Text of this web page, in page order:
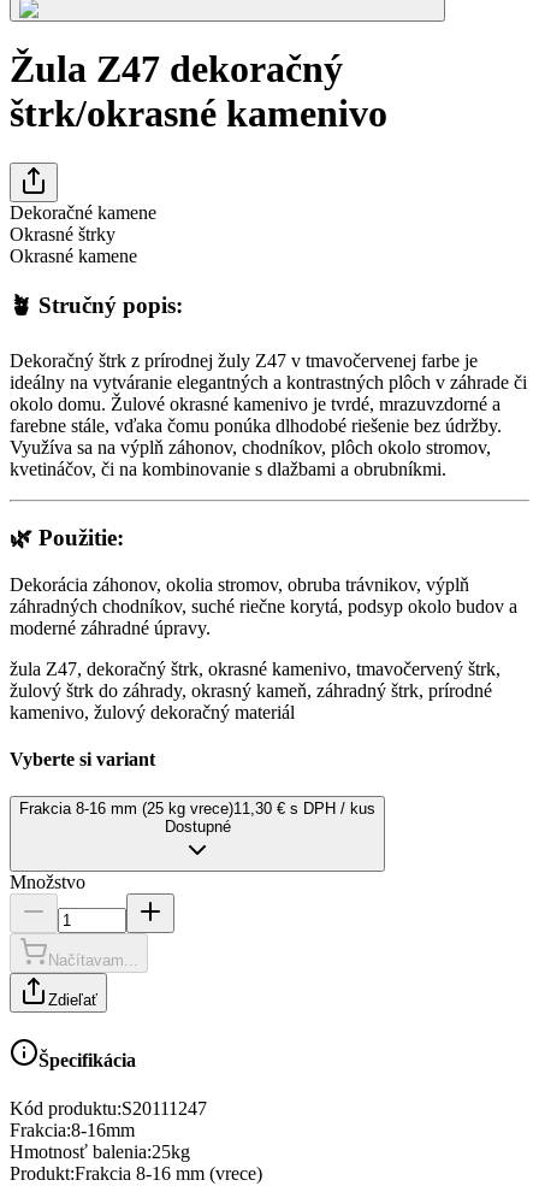
Žula Z47 dekoračný
štrk/okrasné kamenivo
Dekoračné kamene
Okrasné štrky
Okrasné kamene
🪴 Stručný popis:
Dekoračný štrk z prírodnej žuly Z47 v tmavočervenej farbe je
ideálny na vytváranie elegantných a kontrastných plôch v záhrade či
okolo domu. Žulové okrasné kamenivo je tvrdé, mrazuvzdorné a
farebne stále, vďaka čomu ponúka dlhodobé riešenie bez údržby.
Využíva sa na výplň záhonov, chodníkov, plôch okolo stromov,
kvetináčov, či na kombinovanie s dlažbami a obrubníkmi.
🌿 Použitie:
Dekorácia záhonov, okolia stromov, obruba trávnikov, výplň
záhradných chodníkov, suché riečne korytá, podsyp okolo budov a
moderné záhradné úpravy.
žula Z47, dekoračný štrk, okrasné kamenivo, tmavočervený štrk,
žulový štrk do záhrady, okrasný kameň, záhradný štrk, prírodné
kamenivo, žulový dekoračný materiál
Vyberte si variant
Frakcia 8-16 mm (25 kg vrece)11,30 € s DPH / kus
Dostupné
Množstvo
Načítavam...
Zdieľať
Špecifikácia
Kód produktu:S20111247
Frakcia:8-16mm
Hmotnosť balenia:25kg
Produkt:Frakcia 8-16 mm (vrece)